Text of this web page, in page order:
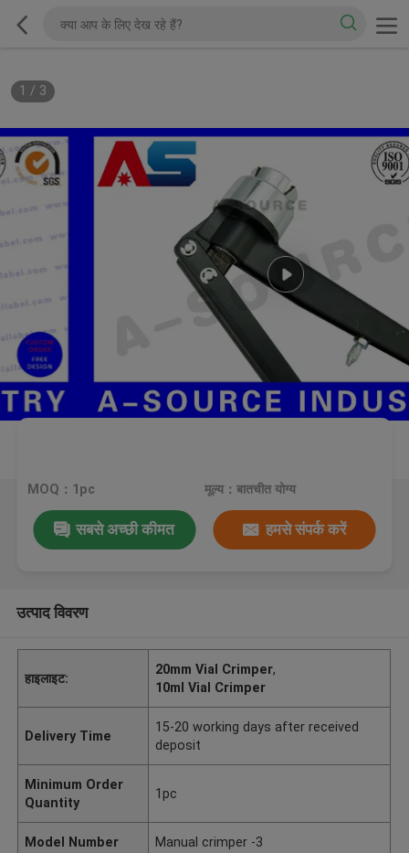
1 / 3
MOQ：1pc मूल्य：बातचीत योग्य
सबसे अच्छी कीमत हमसे संपर्क करें
उत्पाद विवरण
हाइलाइट:
20mm Vial Crimper,
10ml Vial Crimper
Delivery Time
15-20 working days after received
deposit
Minimum Order
Quantity
1pc
Model Number Manual crimper -3